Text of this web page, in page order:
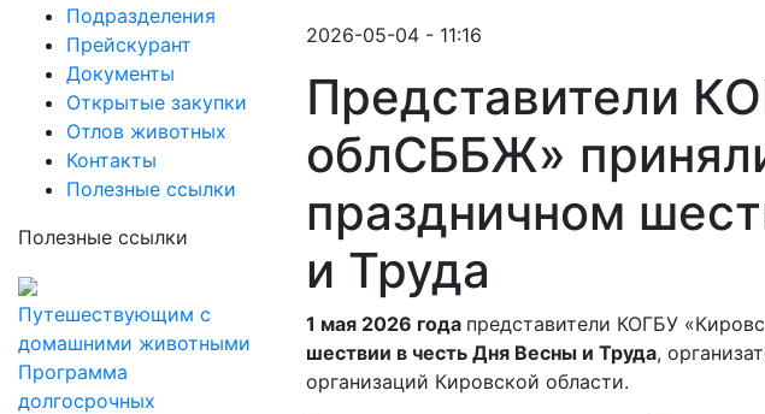
Подразделения
Прейскурант
Документы
Открытые закупки
Отлов животных
Контакты
Полезные ссылки
Полезные ссылки
Путешествующим с
домашними животными
Программа
долгосрочных
2026-05-04 - 11:16
Представители
облСББЖ»
праздничном
и Труда
1 мая 2026 года представители КОГБУ
шествии в честь Дня Весны и Труда,
организаций Кировской области.